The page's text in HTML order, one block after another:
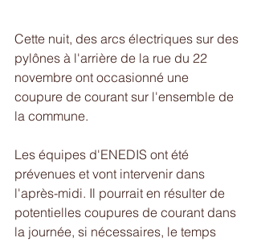
Cette nuit, des arcs électriques sur des
pylônes à l'arrière de la rue du 22
novembre ont occasionné une
coupure de courant sur l'ensemble de
la commune.
Les équipes d'ENEDIS ont été
prévenues et vont intervenir dans
l'après-midi. Il pourrait en résulter de
potentielles coupures de courant dans
la journée, si nécessaires, le temps